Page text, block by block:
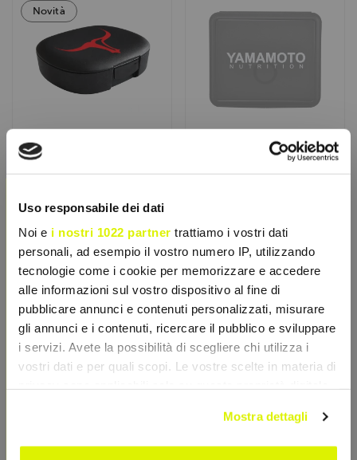
×
Uso responsabile dei dati
Noi e i nostri 1022 partner trattiamo i vostri dati
personali, ad esempio il vostro numero IP, utilizzando
tecnologie come i cookie per memorizzare e accedere
alle informazioni sul vostro dispositivo al fine di
pubblicare annunci e contenuti personalizzati, misurare
gli annunci e i contenuti, ricercare il pubblico e sviluppare
i servizi. Avete la possibilità di scegliere chi utilizza i
vostri dati e per quali scopi. Le vostre scelte in materia di
modificare o revocare il proprio consenso in qualsiasi
momento dalla Dichiarazione sui cookie o facendo clic
Mostra dettagli
Novità
Torus Pillbox
Pratico portapillole
multiscomparto dal design
circolare e compatto.
Permette di...
€ 4,17 € 6,00
Prima era: € 6,00
Accedi o registrati per
Aggiungi al Carrello
Contenitore per pillole con
10 scomparti, ideale per
organizzare integratori
€ 3,89 € 3,99
Accedi o registrati per
sconti esclusivi
Vedi prodotto